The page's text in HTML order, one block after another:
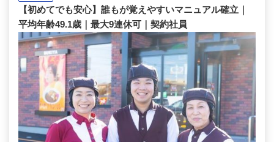
【初めてでも安心】誰もが覚えやすいマニュアル確立｜
平均年齢49.1歳｜最大9連休可｜契約社員